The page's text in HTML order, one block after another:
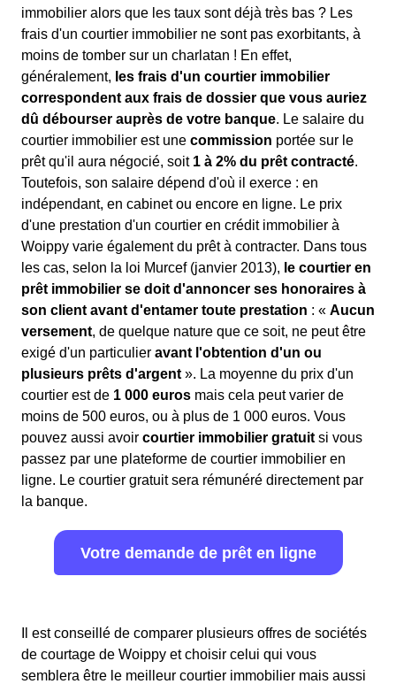
immobilier alors que les taux sont déjà très bas ? Les
frais d'un courtier immobilier ne sont pas exorbitants, à
moins de tomber sur un charlatan ! En effet,
généralement, les frais d'un courtier immobilier
correspondent aux frais de dossier que vous auriez
dû débourser auprès de votre banque. Le salaire du
courtier immobilier est une commission portée sur le
prêt qu'il aura négocié, soit 1 à 2% du prêt contracté.
Toutefois, son salaire dépend d'où il exerce : en
indépendant, en cabinet ou encore en ligne. Le prix
d'une prestation d'un courtier en crédit immobilier à
Woippy varie également du prêt à contracter. Dans tous
les cas, selon la loi Murcef (janvier 2013), le courtier en
prêt immobilier se doit d'annoncer ses honoraires à
son client avant d'entamer toute prestation : « Aucun
versement, de quelque nature que ce soit, ne peut être
exigé d'un particulier avant l'obtention d'un ou
plusieurs prêts d'argent ». La moyenne du prix d'un
courtier est de 1 000 euros mais cela peut varier de
moins de 500 euros, ou à plus de 1 000 euros. Vous
pouvez aussi avoir courtier immobilier gratuit si vous
passez par une plateforme de courtier immobilier en
ligne. Le courtier gratuit sera rémunéré directement par
la banque.
Votre demande de prêt en ligne
Il est conseillé de comparer plusieurs offres de sociétés
de courtage de Woippy et choisir celui qui vous
semblera être le meilleur courtier immobilier mais aussi